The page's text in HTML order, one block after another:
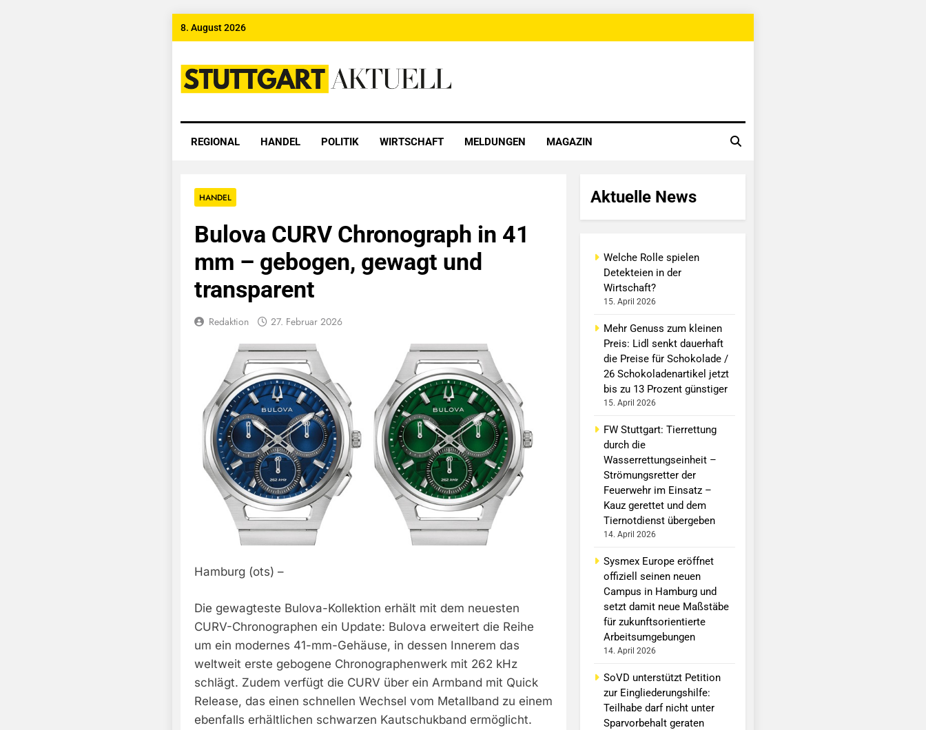
Skip
8. August 2026
Stuttgart Aktuell
REGIONAL HANDEL POLITIK WIRTSCHAFT MELDUNGEN MAGAZIN
HANDEL
Bulova CURV Chronograph in 41
mm – gebogen, gewagt und
transparent
Redaktion 27. Februar 2026
Hamburg (ots) –
Die gewagteste Bulova-Kollektion erhält mit dem neuesten
CURV-Chronographen ein Update: Bulova erweitert die Reihe
um ein modernes 41-mm-Gehäuse, in dessen Innerem das
weltweit erste gebogene Chronographenwerk mit 262 kHz
schlägt. Zudem verfügt die CURV über ein Armband mit Quick
Release, das einen schnellen Wechsel vom Metallband zu einem
ebenfalls erhältlichen schwarzen Kautschukband ermöglicht.
Aktuelle News
Welche Rolle spielen
Detekteien in der
Wirtschaft?
15. April 2026
Mehr Genuss zum kleinen
Preis: Lidl senkt dauerhaft
die Preise für Schokolade /
26 Schokoladenartikel jetzt
bis zu 13 Prozent günstiger
15. April 2026
FW Stuttgart: Tierrettung
durch die
Wasserrettungseinheit –
Strömungsretter der
Feuerwehr im Einsatz –
Kauz gerettet und dem
Tiernotdienst übergeben
14. April 2026
Sysmex Europe eröffnet
offiziell seinen neuen
Campus in Hamburg und
setzt damit neue Maßstäbe
für zukunftsorientierte
Arbeitsumgebungen
14. April 2026
SoVD unterstützt Petition
zur Eingliederungshilfe:
Teilhabe darf nicht unter
Sparvorbehalt geraten